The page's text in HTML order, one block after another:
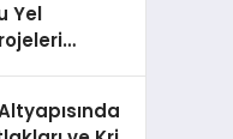
Yel